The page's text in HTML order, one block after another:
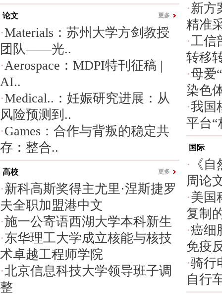
论文 更多
·Materials：苏州大学方剑教授
团队——光..
·Aerospace：MDPI特刊征稿 |
AI..
·Medical..：妊娠研究进展：从
风险预测到..
·Games：合作与背叛的稳定共
存：整合..
高校 更多
·新科高斯奖得主尤里·涅斯捷罗
夫全职加盟港中文
·施一公寄语西湖大学本科新生
·东华理工大学成立核能与核技
术卓越工程师学院
·北京信息科技大学领导班子调
整
·新方
精准
·工信
转移
·母爱
染色
·我国
平台“
国际
· 《
周论
·美国
复制
·癌细
免疫
·骑行
自行